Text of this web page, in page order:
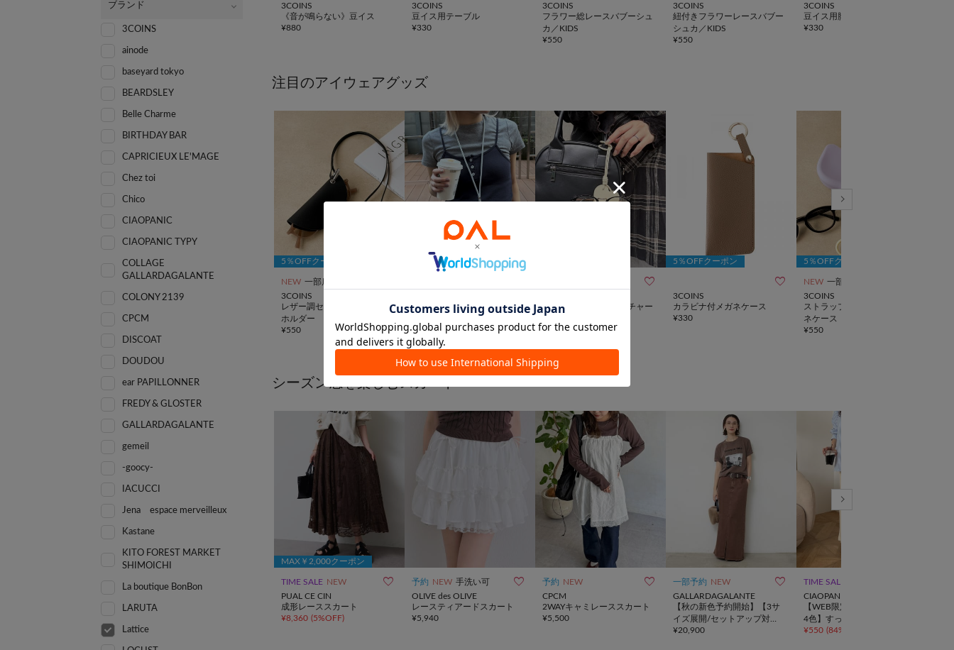
3COINS
《音が鳴らない》豆イス
¥880
3COINS
豆イス用テーブル
¥330
3COINS
フラワー総レースバブーシュ
カ／KIDS
¥550
3COINS
紐付きフラワーレースバブー
シュカ／KIDS
¥550
3COINS
豆イス用脚カバー
¥330
注目のアイウェアグッズ
5％OFFクーポン
NEW 一部店舗限定
3COINS
レザー調セミサークルメガネ
ホルダー
¥550
バイカラーメガネケース

ハートメガネホルダーチャー
ム
¥660
5％OFFクーポン

3COINS
カラビナ付メガネケース
¥330
5％OFFクーポン
NEW 一部店舗限定
3COINS
ストラップ付きシリコンメガ
ネケース
¥550
シーズン感を楽しむスカート
MAX￥2,000クーポン
TIME SALE NEW 
PUAL CE CIN
成形レーススカート
¥8,360 (5%OFF)
予約 NEW 手洗い可 
OLIVE des OLIVE
レースティアードスカート
¥5,940
予約 NEW 
CPCM
2WAYキャミレーススカート
¥5,500
一部予約 NEW 
GALLARDAGALANTE
【秋の新色予約開始】【3サ
イズ展開/セットアップ対
応】リヨセルスリットスカー
¥20,900
TIME SALE
CIAOPANIC TYPY
【WEB限定】【-3キロ見え/1
4色】すっきりシルエットリ
ブスカート
¥550 (84%OFF
ブランド
3COINS
ainode
baseyard tokyo
BEARDSLEY
Belle Charme
BIRTHDAY BAR
CAPRICIEUX LE'MAGE
Chez toi
Chico
CIAOPANIC
CIAOPANIC TYPY
COLLAGE
GALLARDAGALANTE
COLONY 2139
CPCM
DISCOAT
DOUDOU
ear PAPILLONNER
FREDY & GLOSTER
GALLARDAGALANTE
gemeil
-goocy-
IACUCCI
Jena espace merveilleux
Kastane
KITO FOREST MARKET
SHIMOICHI
La boutique BonBon
LARUTA
Lattice